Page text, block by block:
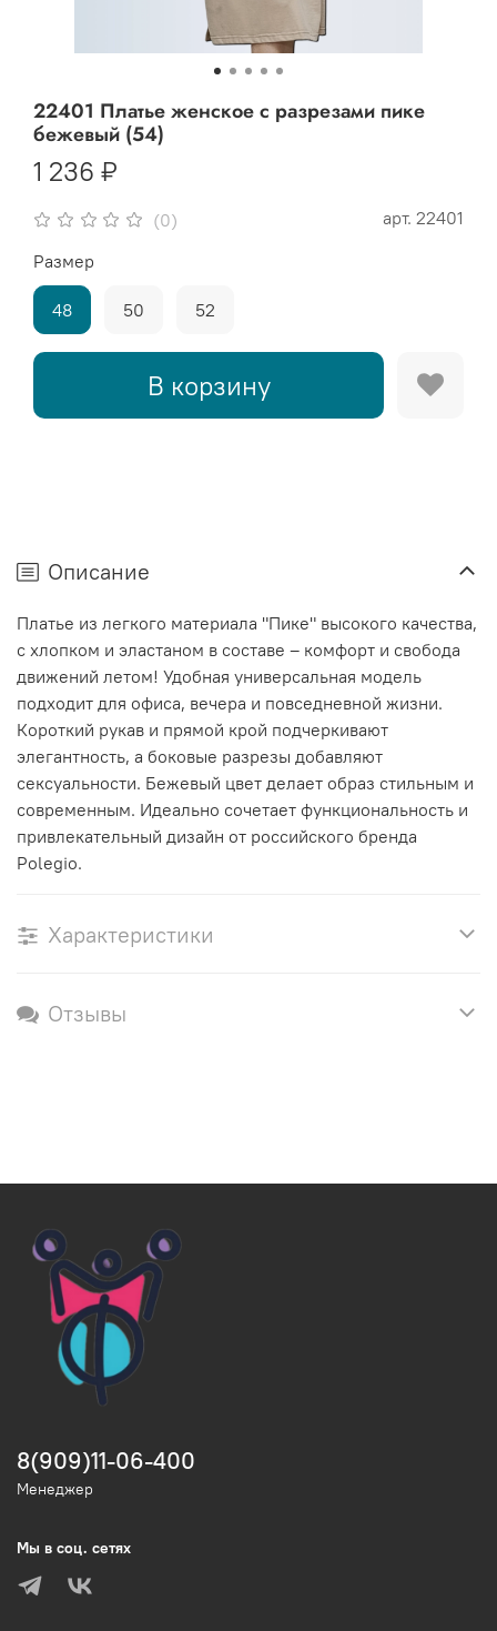
(0) арт. 22401
22401 Платье женское с разрезами пике
бежевый (54)
1 236 ₽
В корзину
Размер
48 50 52
Описание
Платье из легкого материала "Пике" высокого качества,
с хлопком и эластаном в составе – комфорт и свобода
движений летом! Удобная универсальная модель
подходит для офиса, вечера и повседневной жизни.
Короткий рукав и прямой крой подчеркивают
элегантность, а боковые разрезы добавляют
сексуальности. Бежевый цвет делает образ стильным и
современным. Идеально сочетает функциональность и
привлекательный дизайн от российского бренда
Polegio.
Характеристики
Отзывы
8(909)11-06-400
Менеджер
Мы в соц. сетях